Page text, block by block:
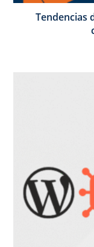
Tendencias